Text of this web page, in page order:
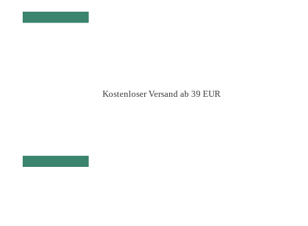
Kostenloser Versand ab 39 EUR